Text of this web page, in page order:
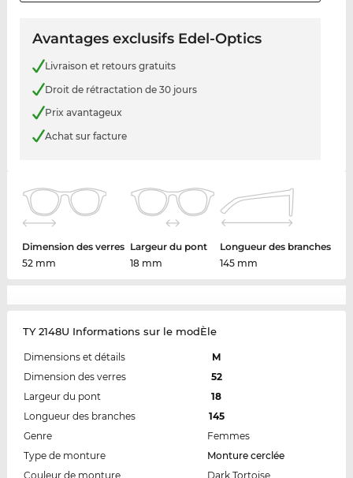
Avantages exclusifs Edel-Optics
Livraison et retours gratuits
Droit de rétractation de 30 jours
Prix avantageux
Achat sur facture
Dimension des verres
52 mm
Largeur du pont
18 mm
Longueur des branches
145 mm
TY 2148U Informations sur le modÈle
Dimensions et détails
M
Dimension des verres
52
Largeur du pont
18
Longueur des branches
145
Genre
Femmes
Type de monture
Monture cerclée
Couleur de monture
Dark Tortoise